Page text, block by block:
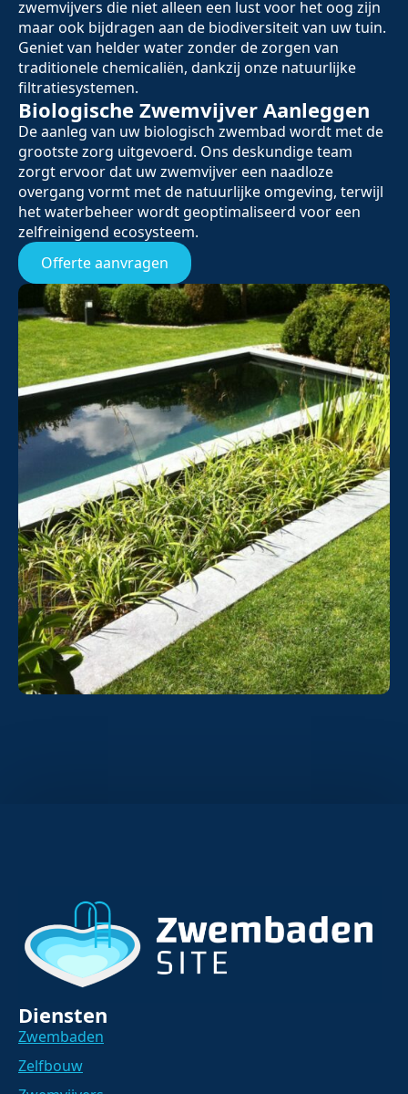
zwemvijvers die niet alleen een lust voor het oog zijn
maar ook bijdragen aan de biodiversiteit van uw tuin.
Geniet van helder water zonder de zorgen van
traditionele chemicaliën, dankzij onze natuurlijke
filtratiesystemen.
Biologische Zwemvijver Aanleggen
De aanleg van uw biologisch zwembad wordt met de
grootste zorg uitgevoerd. Ons deskundige team
zorgt ervoor dat uw zwemvijver een naadloze
overgang vormt met de natuurlijke omgeving, terwijl
het waterbeheer wordt geoptimaliseerd voor een
zelfreinigend ecosysteem.
Offerte aanvragen
Diensten
Zwembaden
Zelfbouw